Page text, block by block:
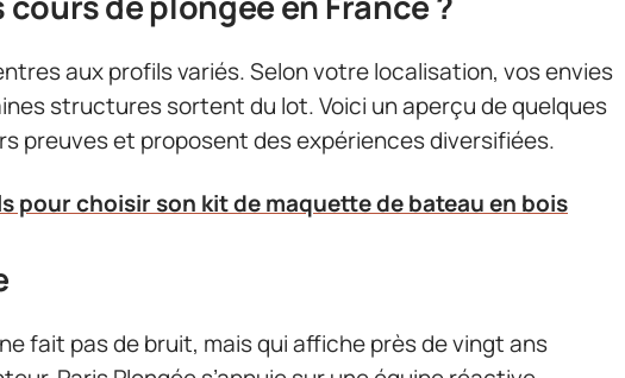
aux profils variés. Selon votre localisation, vos envies
structures sortent du lot. Voici un aperçu de quelques
preuves et proposent des expériences diversifiées.
pour choisir son kit de maquette de bateau en bois
fait pas de bruit, mais qui affiche près de vingt ans